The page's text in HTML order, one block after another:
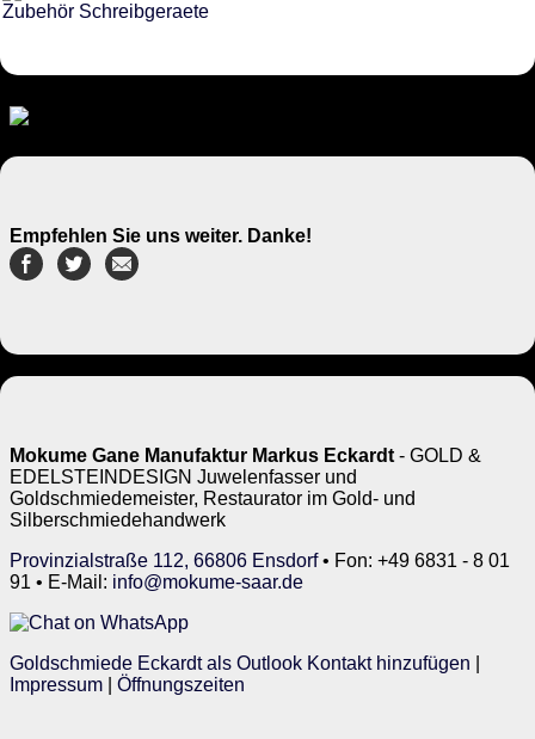
Zubehör Schreibgeraete
Empfehlen Sie uns weiter. Danke!
Mokume Gane Manufaktur Markus Eckardt - GOLD &
EDELSTEINDESIGN Juwelenfasser und
Goldschmiedemeister, Restaurator im Gold- und
Silberschmiedehandwerk
Provinzialstraße 112, 66806 Ensdorf• Fon: +49 6831 - 8 01
91 • E-Mail: info@mokume-saar.de
Goldschmiede Eckardt als Outlook Kontakt hinzufügen
Impressum
Öffnungszeiten